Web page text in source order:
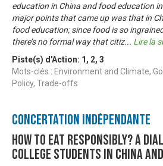
education in China and food education
major points that came up was that in
food education; since food is so
there’s no formal way that citiz... Lire la
Piste(s) d'Action: 1 , 2, 3
Mots-clés : Environment and Climate,
Policy, Trade-offs
Concertation Indépendante
How to Eat Responsibly? A
College Students in China